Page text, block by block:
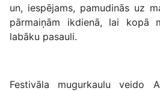
un, iespējams, pamudinās uz
pārmaiņām ikdienā, lai kopā
labāku pasauli.
Festivāla mugurkaulu veido